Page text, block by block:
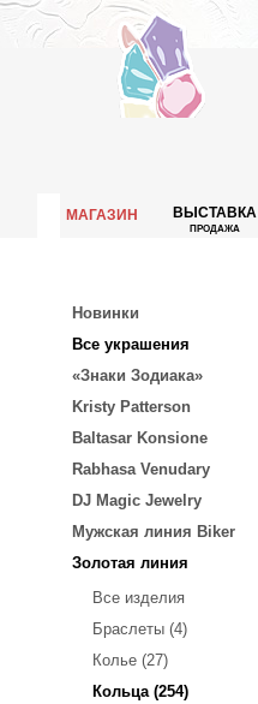
МАГАЗИН ВЫСТАВКА
ПРОДАЖА
Новинки
Все украшения
«Знаки Зодиака»
Kristy Patterson
Baltasar Konsione
Rabhasa Venudary
DJ Magic Jewelry
Мужская линия Biker
Золотая линия
Все изделия
Браслеты (4)
Колье (27)
Кольца (254)